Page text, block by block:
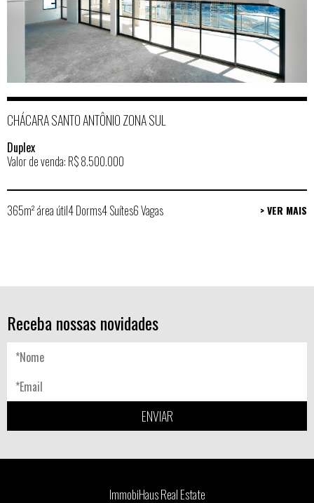
CHÁCARA SANTO ANTÔNIO ZONA SUL
Duplex
Valor de venda: R$ 8.500.000
365m² área útil4 Dorms4 Suítes6 Vagas > VER MAIS
Receba nossas novidades
ENVIAR
ImmobiHaus Real Estate